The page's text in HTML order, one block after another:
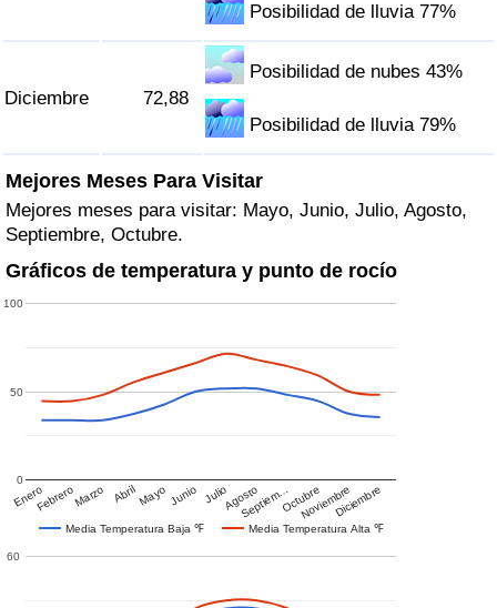
Posibilidad de lluvia 77%
Diciembre 72,88
Posibilidad de nubes 43%
Posibilidad de lluvia 79%
Mejores Meses Para Visitar
Mejores meses para visitar: Mayo, Junio, Julio, Agosto,
Septiembre, Octubre.
Gráficos de temperatura y punto de rocío
Media Temperatura Baja ℉ Media Temperatura Alta ℉
EneroFebreroMarzo AbrilMayo Junio JulioAgosto
Septiem…OctubreNoviembreDiciembre
0
50
100
60